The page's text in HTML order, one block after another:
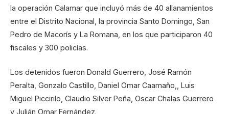
la operación Calamar que incluyó más de 40 allanamientos
entre el Distrito Nacional, la provincia Santo Domingo, San
Pedro de Macorís y La Romana, en los que participaron 40
fiscales y 300 policías.
Los detenidos fueron Donald Guerrero, José Ramón
Peralta, Gonzalo Castillo, Daniel Omar Caamaño,, Luis
Miguel Piccirilo, Claudio Silver Peña, Oscar Chalas Guerrero
y Julián Omar Fernández.